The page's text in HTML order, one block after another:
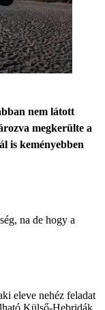
nem látott
megkerülte a
is keményebben
na de hogy a
eleve nehéz feladat
Külső-Hebridák